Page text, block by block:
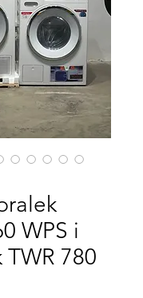
WPS i
TWR 780